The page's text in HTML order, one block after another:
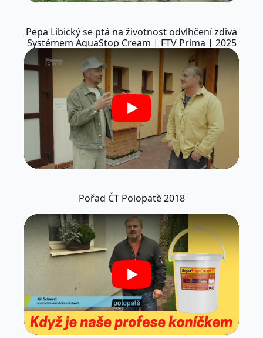
Pepa Libický se ptá na životnost odvlhčení zdiva
Systémem AquaStop Cream | FTV Prima | 2025
Play
Pořad ČT Polopatě 2018
Play